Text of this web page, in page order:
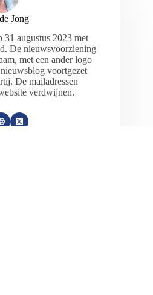
Jong
31 augustus 2023 met
De nieuwsvoorziening
met een ander logo
voortgezet
De mailadressen
verdwijnen.